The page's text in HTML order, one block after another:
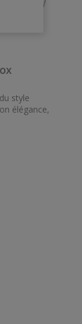
style
élégance,
de